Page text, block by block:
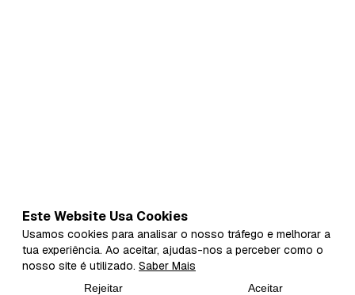
Este Website Usa Cookies
Usamos cookies para analisar o nosso tráfego e melhorar a
tua experiência. Ao aceitar, ajudas-nos a perceber como o
nosso site é utilizado. Saber Mais
Rejeitar Aceitar